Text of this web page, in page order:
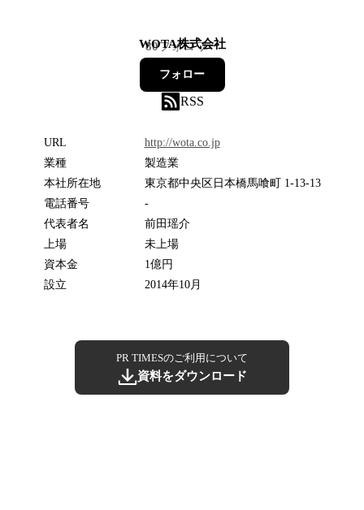
WOTA株式会社
80フォロワー
フォロー
RSS
URL
http://wota.co.jp
業種
製造業
本社所在地
東京都中央区日本橋馬喰町 1-13-13
電話番号
-
代表者名
前田瑶介
上場
未上場
資本金
1億円
設立
2014年10月
PR TIMESのご利用について
資料をダウンロード